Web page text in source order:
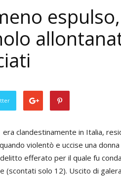
espulso,
era clandestinamente in Italia,
violentò e uccise una
efferato per il quale fu
(scontati solo 12). Uscito di